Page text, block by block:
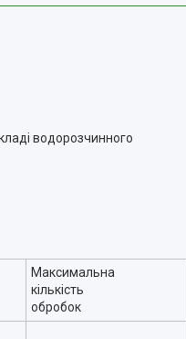
водорозчинного
Максимальна
кількість
обробок